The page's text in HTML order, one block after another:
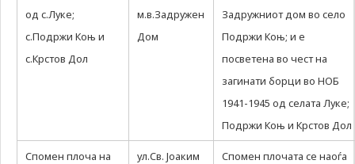
од с.Луке;
с.Подржи Коњ и
с.Крстов Дол
м.в.Задружен
Дом
Задружниот дом во село
Подржи Коњ; и е
посветена во чест на
загинати борци во НОБ
1941-1945 од селата Луке;
Подржи Коњ и Крстов Дол
Спомен плоча на
ул.Св. Јоаким
Спомен плочата се наоѓа